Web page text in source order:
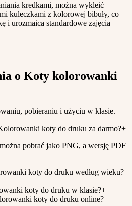
kredkami, można wykleić
kuleczkami z kolorowej bibuły, co
i urozmaica standardowe zajęcia
o Koty kolorowanki
pobieraniu i użyciu w klasie.
koty do druku za darmo?+
pobrać jako PNG, a wersję PDF
koty do druku według wieku?
koty do druku w klasie?+
koty do druku online?+